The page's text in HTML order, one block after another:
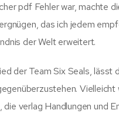
pdf Fehler war, machte
das ich jedem
der Welt erweitert.
der Team Six Seals, lässt
verlag Handlungen und